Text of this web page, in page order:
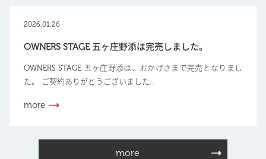
2026.01.26
OWNERS STAGE 五ヶ庄野添は完売しました。
OWNERS STAGE 五ヶ庄野添は、おかげさまで完売となりまし
た。 ご契約ありがとうございました...
more
more